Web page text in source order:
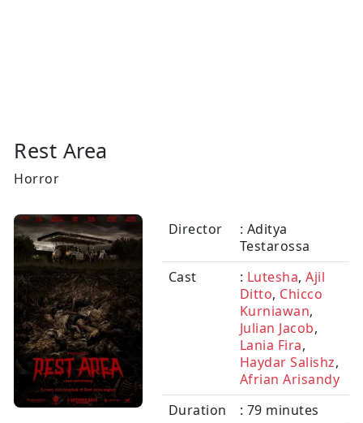
Rest Area
Horror
Director
: Aditya
Testarossa
Cast
: Lutesha, Ajil
Ditto, Chicco
Kurniawan,
Julian Jacob,
Lania Fira,
Haydar Salishz,
Afrian Arisandy
Duration
: 79 minutes